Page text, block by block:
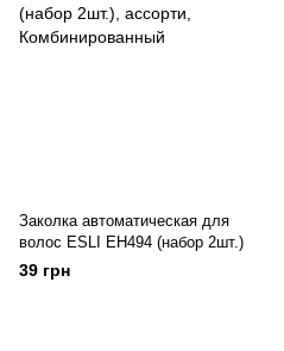
Заколка автоматическая для
волос ESLI EH494 (набор 2шт.)
39 грн